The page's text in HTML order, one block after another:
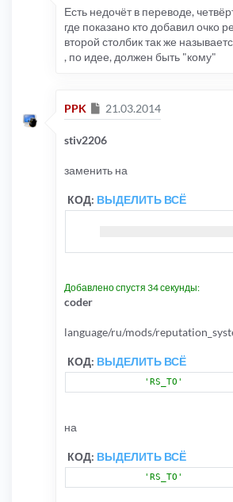
Есть недочёт в переводе,
где показано кто добавил очко
второй столбик так же
, по идее, должен быть "кому"
PPK Сообщение
21.03.2014
stiv2206
заменить на
КОД: ВЫДЕЛИТЬ ВСЁ
Добавлено спустя 34 секунды:
coder
language/ru/mods/
КОД: ВЫДЕЛИТЬ ВСЁ
'RS_TO'
на
КОД: ВЫДЕЛИТЬ ВСЁ
'RS_TO'